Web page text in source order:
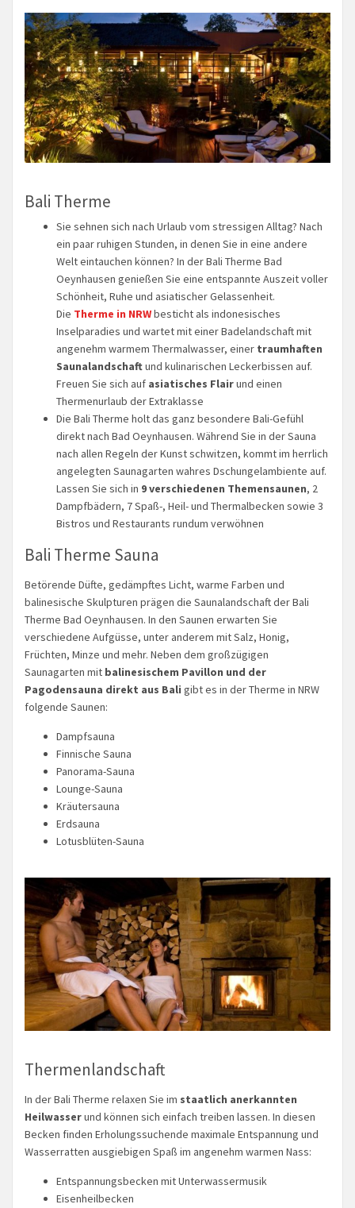
Bali Therme
Sie sehnen sich nach Urlaub vom stressigen Alltag? Nach
ein paar ruhigen Stunden, in denen Sie in eine andere
Welt eintauchen können? In der Bali Therme Bad
Oeynhausen genießen Sie eine entspannte Auszeit voller
Schönheit, Ruhe und asiatischer Gelassenheit.
Die Therme in NRWbesticht als indonesisches
Inselparadies und wartet mit einer Badelandschaft mit
angenehm warmem Thermalwasser, einer traumhaften
Saunalandschaftund kulinarischen Leckerbissen auf.
Freuen Sie sich auf asiatisches Flairund einen
Thermenurlaub der Extraklasse
Die Bali Therme holt das ganz besondere Bali-Gefühl
direkt nach Bad Oeynhausen. Während Sie in der Sauna
nach allen Regeln der Kunst schwitzen, kommt im herrlich
angelegten Saunagarten wahres Dschungelambiente auf.
Lassen Sie sich in 9 verschiedenen Themensaunen, 2
Dampfbädern, 7 Spaß-, Heil- und Thermalbecken sowie 3
Bistros und Restaurants rundum verwöhnen
Bali Therme Sauna
Betörende Düfte, gedämpftes Licht, warme Farben und
balinesische Skulpturen prägen die Saunalandschaft der Bali
Therme Bad Oeynhausen. In den Saunen erwarten Sie
verschiedene Aufgüsse, unter anderem mit Salz, Honig,
Früchten, Minze und mehr. Neben dem großzügigen
Saunagarten mit balinesischem Pavillon und der
Pagodensauna direkt aus Bali gibt es in der Therme in NRW
folgende Saunen:
Dampfsauna
Finnische Sauna
Panorama-Sauna
Lounge-Sauna
Kräutersauna
Erdsauna
Lotusblüten-Sauna
Thermenlandschaft
In der Bali Therme relaxen Sie im staatlich anerkannten
Heilwasserund können sich einfach treiben lassen. In diesen
Becken finden Erholungssuchende maximale Entspannung und
Wasserratten ausgiebigen Spaß im angenehm warmen Nass:
Entspannungsbecken mit Unterwassermusik
Eisenheilbecken